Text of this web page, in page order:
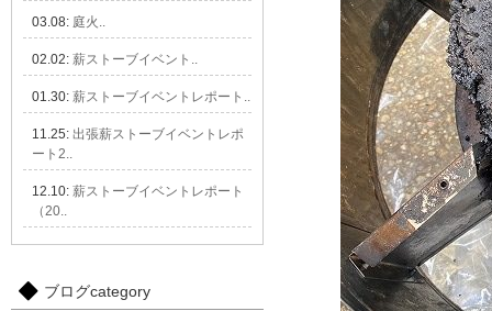
03.08: 庭火..
02.02: 薪ストーブイベント..
01.30: 薪ストーブイベントレポート..
11.25: 出張薪ストーブイベントレポ
ート2..
12.10: 薪ストーブイベントレポート
（20..
ブログcategory